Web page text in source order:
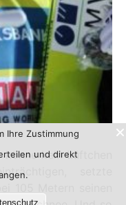
kein Lüftchen
setzte
Ihre Zustimmung
und direkt